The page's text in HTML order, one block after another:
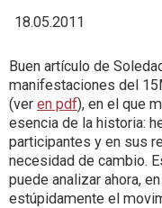
18.05.2011
Buen artículo de
manifestaciones del
(ver en pdf), en el que
esencia de la historia:
participantes y en sus
necesidad de cambio.
puede analizar ahora,
estúpidamente el